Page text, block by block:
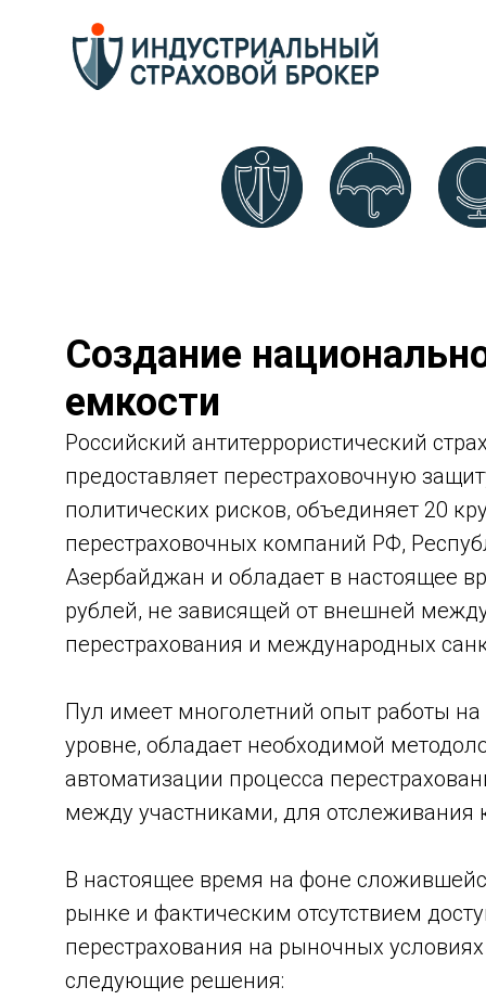
Создание
емкости
Российский антитеррористический
предоставляет перестраховочную
политических рисков, объединяет 20
перестраховочных компаний РФ,
Азербайджан и обладает в настоящее
рублей, не зависящей от внешней
перестрахования и международных
Пул имеет многолетний опыт работы
уровне, обладает необходимой
автоматизации процесса
между участниками, для отслеживания
В настоящее время на фоне
рынке и фактическим отсутствием
перестрахования на рыночных
следующие решения: